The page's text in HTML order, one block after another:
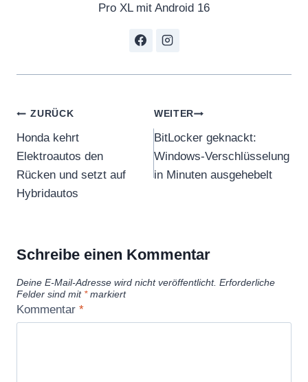
Pro XL mit Android 16
Beitragsnavigation
ZURÜCK
Honda kehrt
Elektroautos den
Rücken und setzt auf
Hybridautos
WEITER
BitLocker geknackt:
Windows-Verschlüsselung
in Minuten ausgehebelt
Schreibe einen Kommentar
Deine E-Mail-Adresse wird nicht veröffentlicht. Erforderliche
Felder sind mit *markiert
Kommentar *